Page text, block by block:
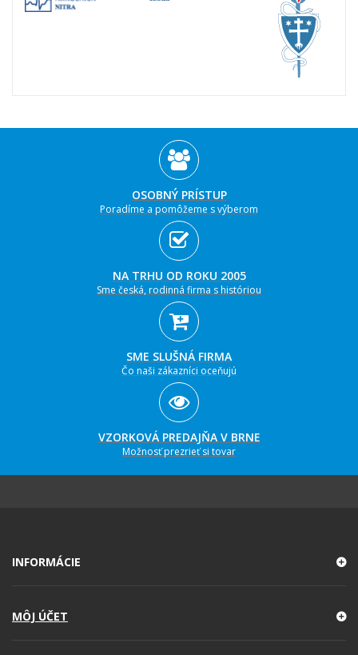
OSOBNÝ PRÍSTUP
Poradíme a pomôžeme s výberom
NA TRHU OD ROKU 2005
Sme česká, rodinná firma s históriou
SME SLUŠNÁ FIRMA
Čo naši zákazníci oceňujú
VZORKOVÁ PREDAJŇA V BRNE
Možnosť prezrieť si tovar
INFORMÁCIE
MÔJ ÚČET